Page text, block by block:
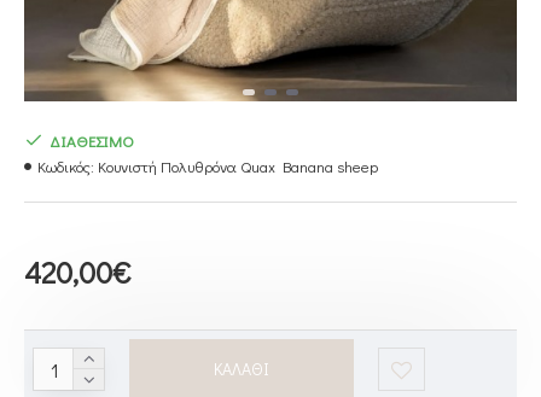
420,00€
ΔΙΑΘΕΣΙΜΟ
Κωδικός: Κουνιστή Πολυθρόνα Quax Banana sheep
ΚΑΛΆΘΙ